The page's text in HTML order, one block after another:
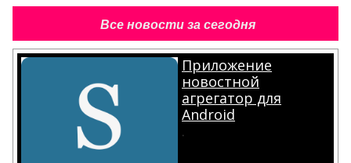
Все новости за сегодня
Приложение
новостной
агрегатор для
Android
.